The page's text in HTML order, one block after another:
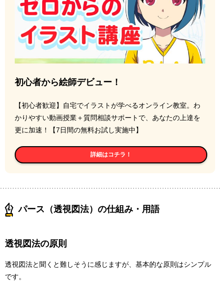
初心者から絵師デビュー！
【初心者歓迎】自宅でイラストが学べるオンライン教室。わ
かりやすい動画授業＋質問相談サポートで、あなたの上達を
更に加速！【7日間の無料お試し実施中】
詳細はコチラ！
パース（透視図法）の仕組み・用語
透視図法の原則
透視図法と聞くと難しそうに感じますが、基本的な原則はシンプル
です。